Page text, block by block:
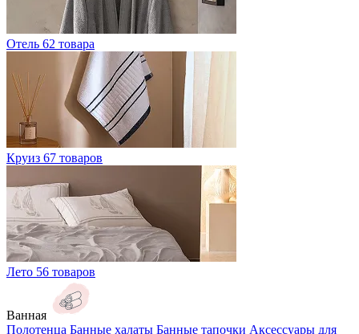
Отель 62 товара
Круиз 67 товаров
Лето 56 товаров
Ванная
Полотенца Банные халаты Банные тапочки Аксессуары для